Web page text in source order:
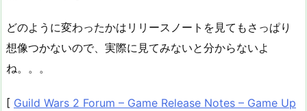
どのように変わったかはリリースノートを見てもさっぱり
想像つかないので、実際に見てみないと分からないよ
ね。。。
[ Guild Wars 2 Forum – Game Release Notes – Game Up